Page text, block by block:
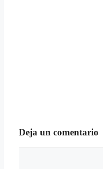
Deja un comentario